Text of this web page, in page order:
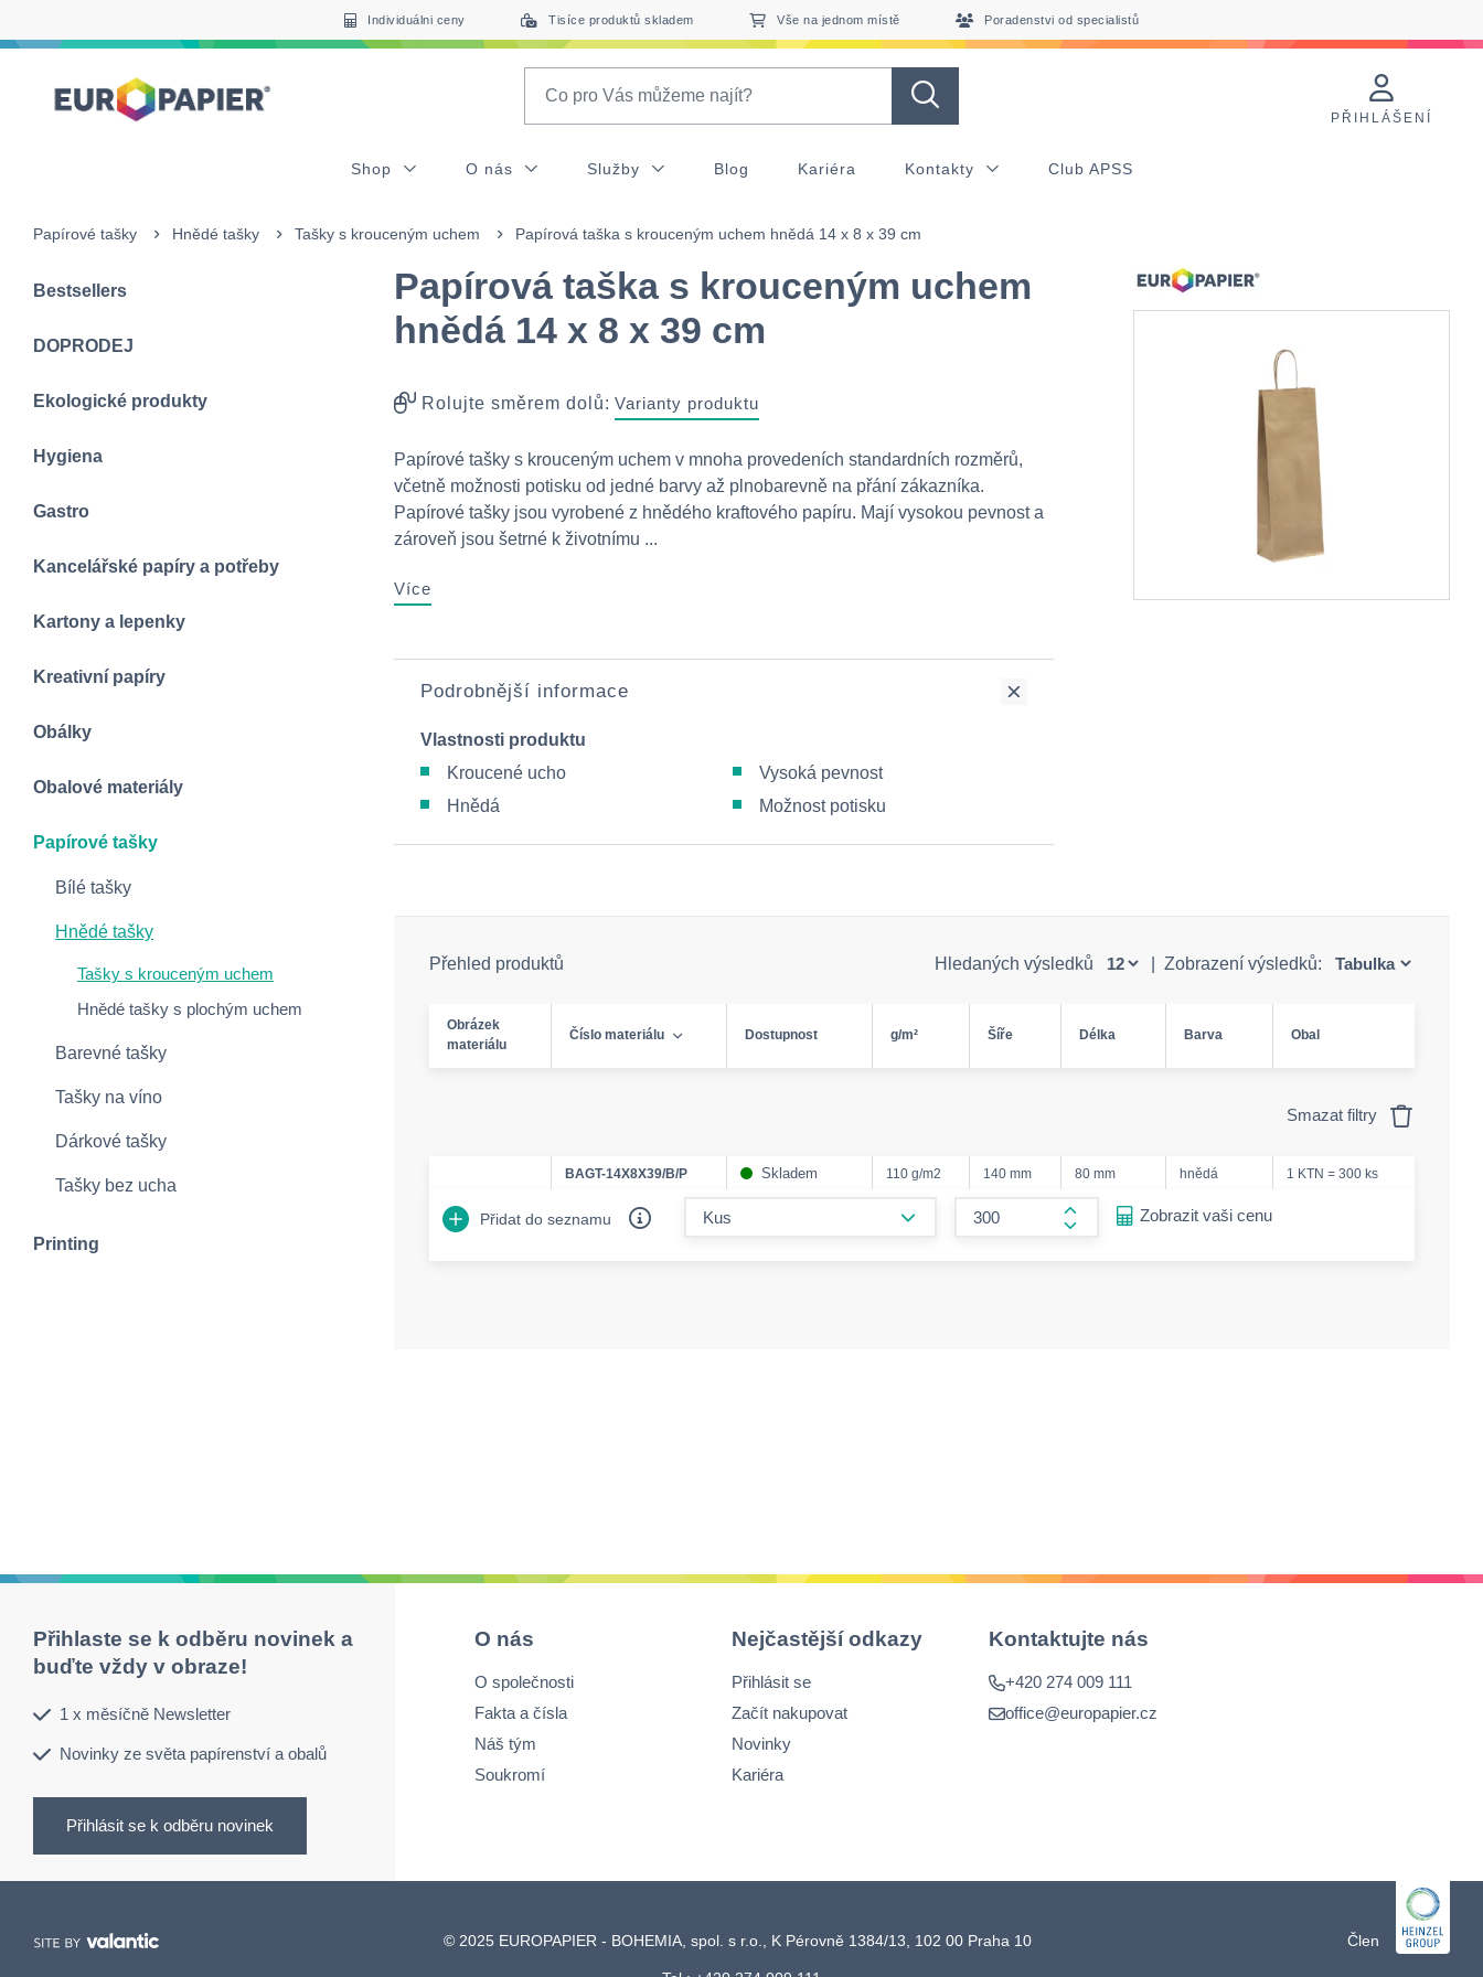
Individuálni ceny Tisíce produktů skladem Vše na jednom místě Poradenstvi od specialistů
PŘIHLÁŠENÍ
Shop O nás Služby Blog Kariéra Kontakty Club APSS
Papírové tašky Hnědé tašky Tašky s krouceným uchem Papírová taška s krouceným uchem hnědá 14 x 8 x 39 cm
Bestsellers
DOPRODEJ
Ekologické produkty
Hygiena
Gastro
Kancelářské papíry a potřeby
Kartony a lepenky
Kreativní papíry
Obálky
Obalové materiály
Papírové tašky
Bílé tašky
Hnědé tašky
Tašky s krouceným uchem
Hnědé tašky s plochým uchem
Barevné tašky
Tašky na víno
Dárkové tašky
Tašky bez ucha
Printing
Papírová taška s krouceným uchem
hnědá 14 x 8 x 39 cm
Rolujte směrem dolů: Varianty produktu
Papírové tašky s krouceným uchem v mnoha provedeních standardních rozměrů,
včetně možnosti potisku od jedné barvy až plnobarevně na přání zákazníka.
Papírové tašky jsou vyrobené z hnědého kraftového papíru. Mají vysokou pevnost a
zároveň jsou šetrné k životnímu ...
Více
Podrobnější informace
Vlastnosti produktu
Kroucené ucho
Hnědá
Vysoká pevnost
Možnost potisku
Přehled produktů Hledaných výsledků Zobrazení výsledků:
Obrázek
materiálu
Číslo materiálu Dostupnost g/m² Šíře Délka Barva Obal
Smazat filtry
BAGT-14X8X39/B/P Skladem 110 g/m2 140 mm 80 mm hnědá 1 KTN = 300 ks
Přidat do seznamu
form.increase-amount
Zobrazit vaši cenu
Přihlaste se k odběru novinek a
buďte vždy v obraze!
1 x měsíčně Newsletter
Novinky ze světa papírenství a obalů
Přihlásit se k odběru novinek
O nás
O společnosti
Fakta a čísla
Náš tým
Soukromí
Nejčastější odkazy
Přihlásit se
Začít nakupovat
Novinky
Kariéra
Kontaktujte nás
+420 274 009 111
office@europapier.cz
© 2025 EUROPAPIER - BOHEMIA, spol. s r.o., K Pérovně 1384/13, 102 00 Praha 10 Člen